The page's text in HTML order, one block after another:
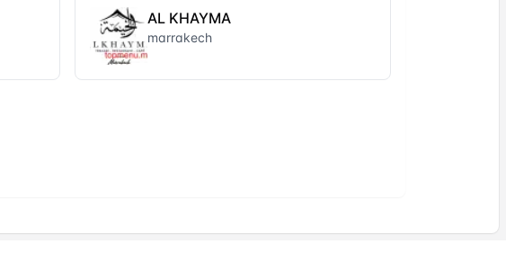
AL KHAYMA
marrakech